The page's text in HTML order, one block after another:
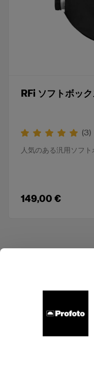
RFi ソフトボッ
(3)
人気のある汎用ソフト
149,00 €
About us Contact